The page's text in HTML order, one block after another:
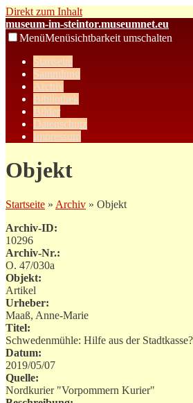
Direkt zum Inhalt
museum-im-steintor.museumnet.eu
MenüMenüsichtbarkeit umschalten
Startseite
Sammlung
Archiv
Bibliothek
Bilder
Datenschutz
Impressum
Objekt
Startseite » Archiv » Objekt
Archiv-ID:
10296
Archiv-Nr.:
O. 47/030a
Objekt:
Artikel
Urheber:
Maaß, Anne-Marie
Titel:
Schwedenmühle: Hilfe aus der Stadtkasse?
Datum:
2019/05/07
Quelle:
Nordkurier "Vorpommern Kurier"